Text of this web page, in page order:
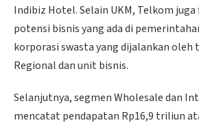
Indibiz Hotel. Selain UKM, Telkom
potensi bisnis yang ada di
korporasi swasta yang dijalankan oleh
Regional dan unit bisnis.
Selanjutnya, segmen Wholesale dan
mencatat pendapatan Rp16,9 triliun